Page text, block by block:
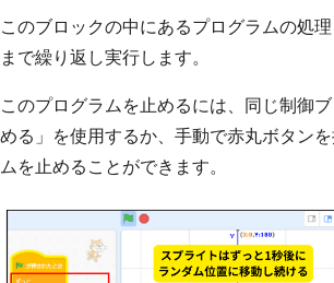
このブロックの中にあるプログラムの処
まで繰り返し実行します。
このプログラムを止めるには、同じ制御
める」を使用するか、手動で赤丸ボタン
ムを止めることができます。